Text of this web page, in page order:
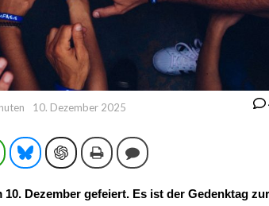
10. Dezember 2025
WhatsAppBlueskyChatGPTDruckenKommentieren
10. Dezember gefeiert. Es ist der Gedenktag zur